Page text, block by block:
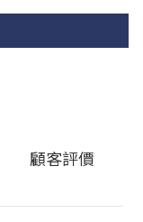
顧客評價